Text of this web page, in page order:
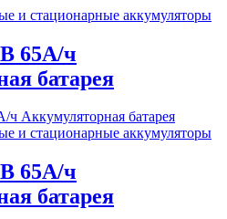
и стационарные аккумуляторы
65А/ч
батарея
и стационарные аккумуляторы
65А/ч
батарея